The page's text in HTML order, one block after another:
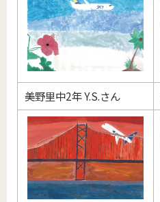
美野里中2年 Y.S.さん